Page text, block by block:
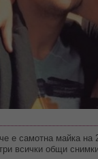
е самотна майка
всички общи